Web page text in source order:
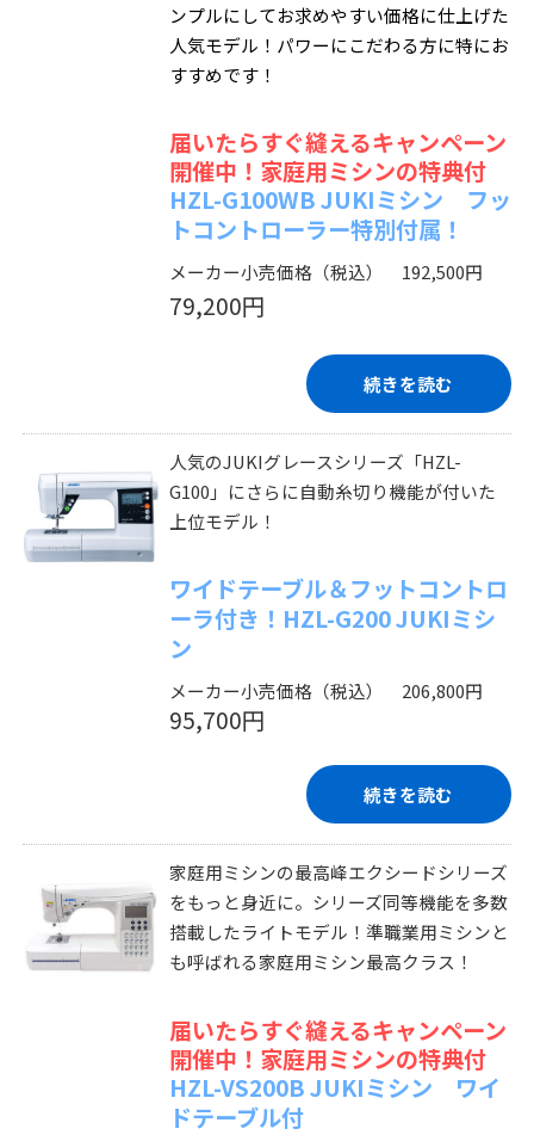
ンプルにしてお求めやすい価格に仕上げた
人気モデル！パワーにこだわる方に特にお
すすめです！
届いたらすぐ縫えるキャンペーン
開催中！家庭用ミシンの特典付
HZL-G100WB JUKIミシン フッ
トコントローラー特別付属！
メーカー小売価格（税込） 192,500円
79,200円
続きを読む
人気のJUKIグレースシリーズ「HZL-
G100」にさらに自動糸切り機能が付いた
上位モデル！
ワイドテーブル＆フットコントロ
ーラ付き！HZL-G200 JUKIミシ
ン
メーカー小売価格（税込） 206,800円
95,700円
続きを読む
家庭用ミシンの最高峰エクシードシリーズ
をもっと身近に。シリーズ同等機能を多数
搭載したライトモデル！準職業用ミシンと
も呼ばれる家庭用ミシン最高クラス！
届いたらすぐ縫えるキャンペーン
開催中！家庭用ミシンの特典付
HZL-VS200B JUKIミシン ワイ
ドテーブル付